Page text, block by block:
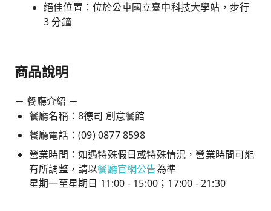
絕佳位置：位於公車國立臺中科技大學站，步行
3 分鐘
商品說明
－ 餐廳介紹 －
餐廳名稱：8德司 創意餐館
餐廳電話：(09) 0877 8598
營業時間：如遇特殊假日或特殊情況，營業時間可能
有所調整，請以餐廳官網公告為準
星期一至星期日 11:00 - 15:00；17:00 - 21:30